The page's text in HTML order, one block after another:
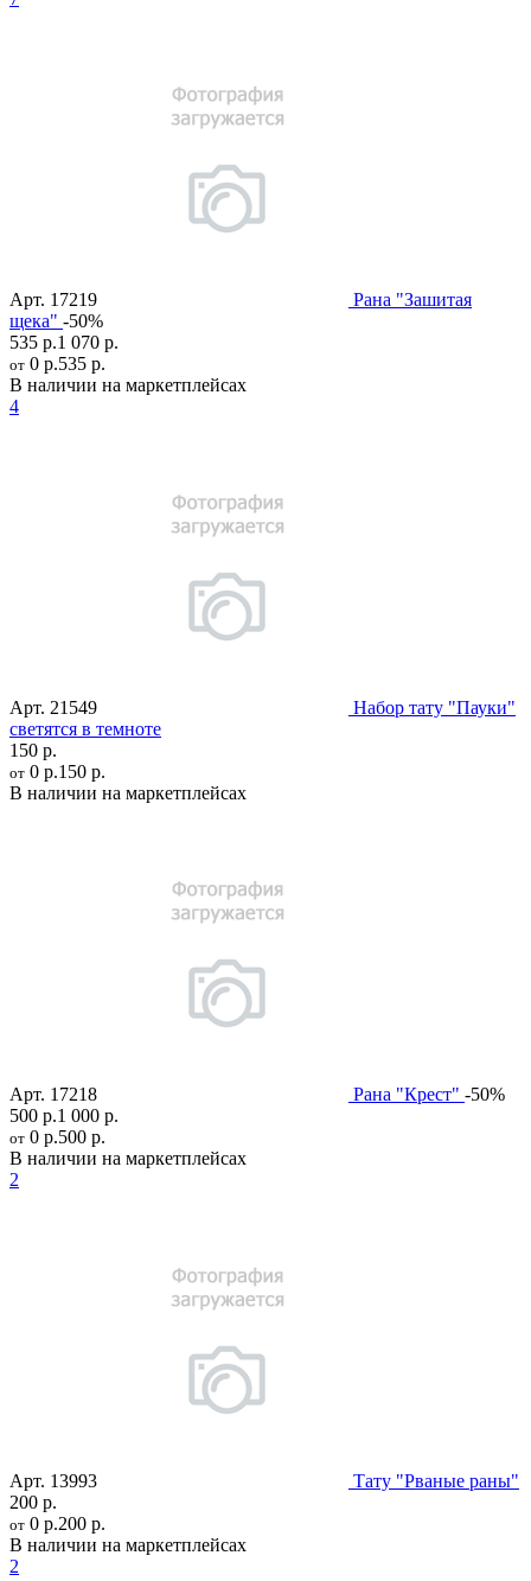
Арт. 17219
Рана "Зашитая
щека" -50%
535 р.1 070 р.
от 0 р.535 р.
В наличии на маркетплейсах
4
Арт. 21549
Набор тату "Пауки"
светятся в темноте
150 р.
от 0 р.150 р.
В наличии на маркетплейсах
Арт. 17218 Рана "Крест" -50%
500 р.1 000 р.
от 0 р.500 р.
В наличии на маркетплейсах
2
Арт. 13993
Тату "Рваные раны"
200 р.
от 0 р.200 р.
В наличии на маркетплейсах
2